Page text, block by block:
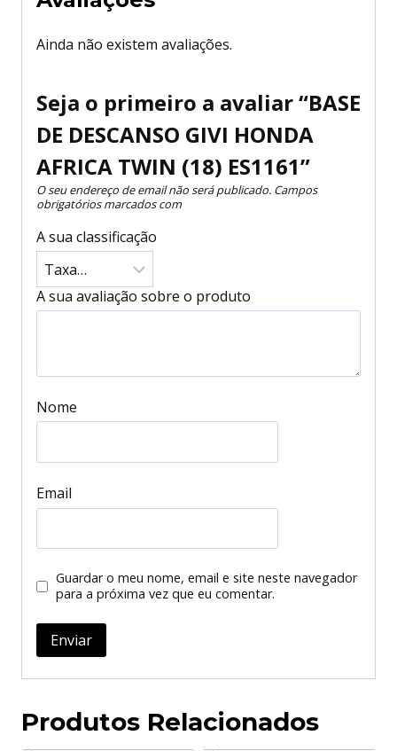
Ainda não existem avaliações.
Seja o primeiro a avaliar “BASE
DE DESCANSO GIVI HONDA
AFRICA TWIN (18) ES1161”
O seu endereço de email não será publicado. Campos
obrigatórios marcados com
A sua classificação
A sua avaliação sobre o produto
Nome
Email
Guardar o meu nome, email e site neste navegador
para a próxima vez que eu comentar.
Produtos Relacionados